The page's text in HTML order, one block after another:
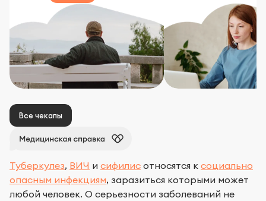
Все чекапы
Туберкулез, ВИЧ и сифилис относятся к социально
опасным инфекциям, заразиться которыми может
любой человек. О серьезности заболеваний не